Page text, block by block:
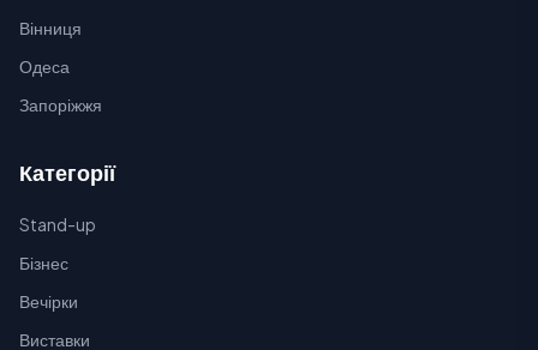
Вінниця
Одеса
Запоріжжя
Категорії
Stand-up
Бізнес
Вечірки
Виставки